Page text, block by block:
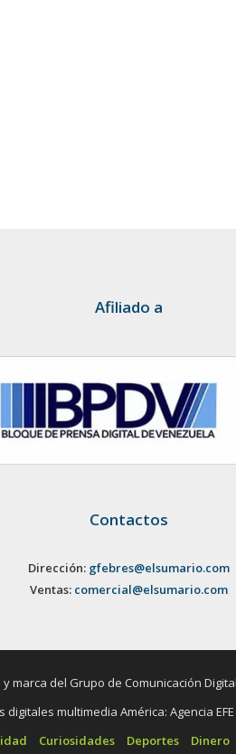
Afiliado a
Contactos
Dirección: gfebres@elsumario.com
Ventas: comercial@elsumario.com
del Grupo de Comunicación Digital
digitales multimedia América: Agencia EFE
Curiosidades Deportes Dinero